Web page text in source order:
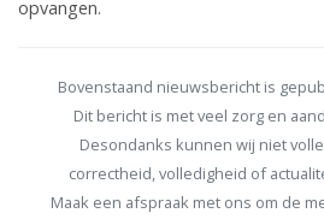
opvangen.
Bovenstaand nieuwsbericht is
Dit bericht is met veel zorg en
Desondanks kunnen wij niet
correctheid, volledigheid of
Maak een afspraak met ons om de